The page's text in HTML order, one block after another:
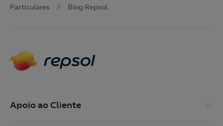
Particulares Blog Repsol
Apoio ao Cliente